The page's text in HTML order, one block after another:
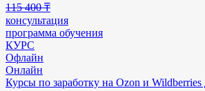
115 400 ₸
консультация
программа обучения
КУРС
Офлайн
Онлайн
Курсы по заработку на Ozon и Wildberries